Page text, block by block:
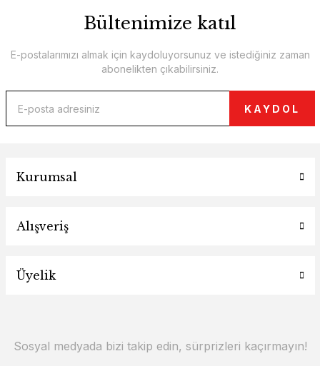
Bültenimize katıl
E-postalarımızı almak için kaydoluyorsunuz ve istediğiniz zaman
abonelikten çıkabilirsiniz.
KAYDOL
Kurumsal
Alışveriş
Üyelik
Sosyal medyada bizi takip edin, sürprizleri kaçırmayın!